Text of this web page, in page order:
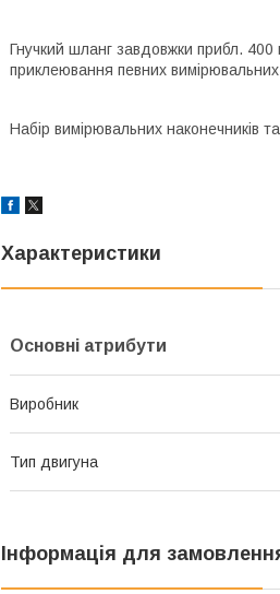
Гнучкий шланг завдовжки прибл.
приклеювання певних вимірювальних
Набір вимірювальних наконечників
Характеристики
Основні атрибути
Виробник
Тип двигуна
Інформація для